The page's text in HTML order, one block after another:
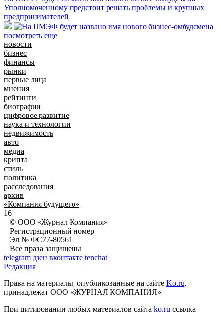
Уполномоченному предстоит решать проблемы и крупных
предпринимателей
посмотреть еще
новости
бизнес
финансы
рынки
первые лица
мнения
рейтинги
биографии
цифровое развитие
наука и технологии
недвижимость
авто
медиа
крипта
стиль
политика
расследования
архив
«Компания будущего»
16+
© ООО «Журнал Компания»
Регистрационный номер
Эл № ФС77-80561
Все права защищены
telegram дзен вконтакте tenchat
Редакция
Права на материалы, опубликованные на сайте Ko.ru,
принадлежат ООО «ЖУРНАЛ КОМПАНИЯ»
При цитировании любых материалов сайта ko.ru ссылка